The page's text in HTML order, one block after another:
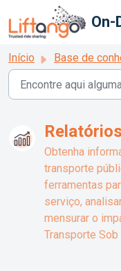
Ir para o conteúdo
Início Base de
Obtenha
transporte
ferramentas
serviço,
mensurar o
Transporte